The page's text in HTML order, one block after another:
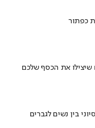
כפתור
שיצילו את הכסף שלכם
בין נשים לגברים